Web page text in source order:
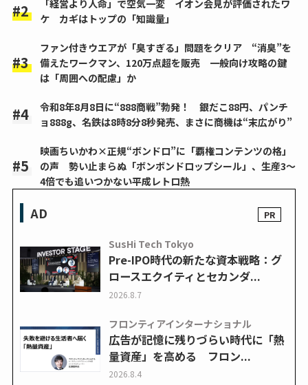
「経営より人命」で空気一変 イオン会見が評価されたワ
ケ カギはトップの「知識量」
ファン付きウエアが「臭すぎる」問題をクリア “消臭”を
備えたワークマン、120万点超を販売 一般向け攻略の鍵
は「周囲への配慮」か
令和8年8月8日に“888商戦”勃発！ 銀だこ88円、パンチ
ョ888g、名鉄は8時8分8秒発売、まさに商機は“末広がり”
映画ちいかわ×正規“ボンドロ”に「覇権コンテンツの格」
の声 勢い止まらぬ「ボンボンドロップシール」、生産3～
4倍でも追いつかない平成レトロ熱
AD
SusHi Tech Tokyo
Pre-IPO時代の新たな資本戦略：グ
ロースエクイティとセカンダ...
2026.8.7
フロンティアインターナショナル
広告が記憶に残りづらい時代に「熱
量資産」を高める フロン...
2026.8.4